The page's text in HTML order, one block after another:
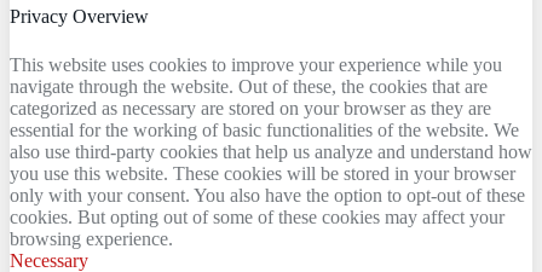
Privacy Overview
This website uses cookies to improve your experience while you
navigate through the website. Out of these, the cookies that are
categorized as necessary are stored on your browser as they are
essential for the working of basic functionalities of the website. We
also use third-party cookies that help us analyze and understand how
you use this website. These cookies will be stored in your browser
only with your consent. You also have the option to opt-out of these
cookies. But opting out of some of these cookies may affect your
browsing experience.
Necessary